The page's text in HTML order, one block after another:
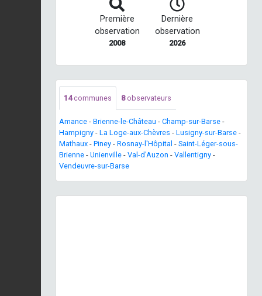
Première
observation
2008
Dernière
observation
2026
14communes 8observateurs
Amance - Brienne-le-Château - Champ-sur-Barse -
Hampigny - La Loge-aux-Chèvres - Lusigny-sur-Barse -
Mathaux - Piney - Rosnay-l'Hôpital - Saint-Léger-sous-
Brienne - Unienville - Val-d'Auzon - Vallentigny -
Vendeuvre-sur-Barse